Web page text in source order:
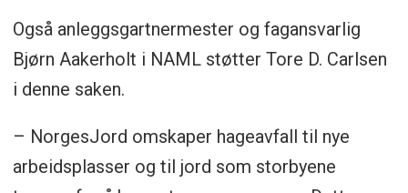
Også anleggsgartnermester og fagansvarlig
Bjørn Aakerholt i NAML støtter Tore D. Carlsen
i denne saken.
– NorgesJord omskaper hageavfall til nye
arbeidsplasser og til jord som storbyene